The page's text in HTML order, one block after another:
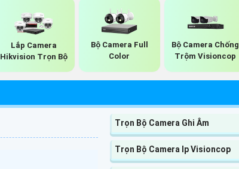
Lắp Camera
Hikvision Trọn Bộ
Bộ Camera Full
Color
Bộ Camera Chống
Trộm Visioncop
Trọn Bộ Camera Ghi Âm
Trọn Bộ Camera Ip Visioncop